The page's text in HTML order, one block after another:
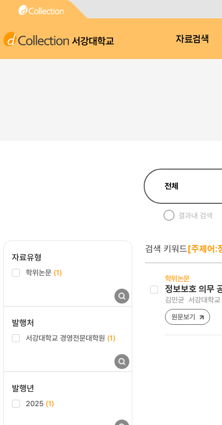
서강대학교 자료검색
결과내 검색
자료유형
학위논문 (1)
발행처
서강대학교 경영전문대학원 (1)
발행년
2025 (1)
검색 키워드[주제어:
학위논문
정보보호 의무
김민균 서강대학
원문보기